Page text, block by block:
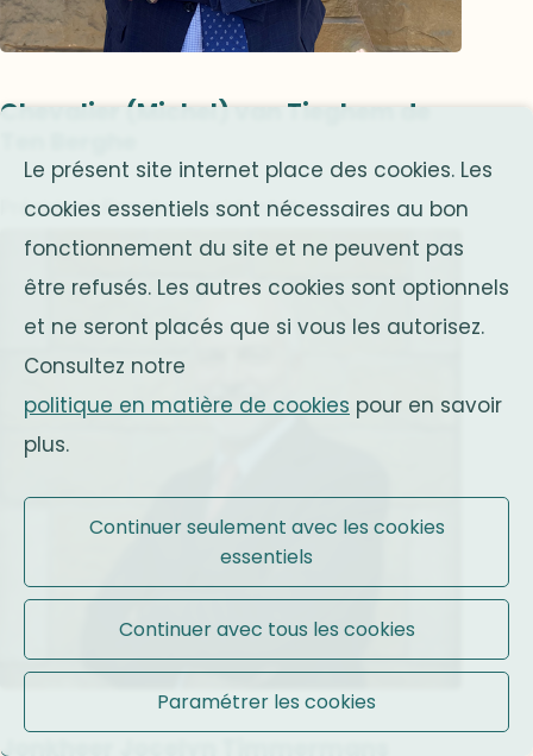
Le présent site internet place des cookies. Les
cookies essentiels sont nécessaires au bon
fonctionnement du site et ne peuvent pas
être refusés. Les autres cookies sont optionnels
et ne seront placés que si vous les autorisez.
Consultez notre
politique en matière de cookies pour en savoir
plus.
Continuer seulement avec les cookies
essentiels
Continuer avec tous les cookies
Paramétrer les cookies
Chevalier (Michel) van Tieghem de
Président Flandre occidentale
Jonkheer Jocelyn Timmermans